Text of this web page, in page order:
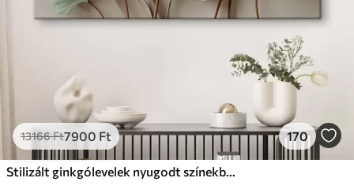
Fakulásálló
✓Biztonságos, szagtalan tinta
Eco-Prémium
Tól12405Ft
✓Élénk, gazdag színek
✓Fakulásálló
13166Ft7900 Ft 170
Stilizált ginkgólevelek nyugodt színekben